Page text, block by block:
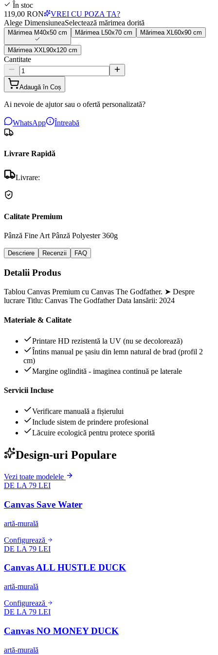
În stoc
119,00 RON
VREI CU POZA TA?
Alege DimensiuneaSelectează mărimea dorită
Mărimea M40x50 cm Mărimea 50x70 cm Mărimea XL 60x90 cm
Mărimea XXL 90x120 cm
Cantitate
Adaugă în Coș
Ai nevoie de ajutor sau o ofertă personalizată?
WhatsApp Întreabă
Livrare Rapidă
Livrare:
Calitate Premium
Pânză Fine Art Pânză Polyester 360g
Descriere Recenzii FAQ
Detalii Produs
Tablou Canvas Premium cu Canvas The Godfather. ➤ Despre
lucrare Titlu: Canvas The Godfather Data lansării: 2024
Materiale & Calitate
Printare HD rezistentă la UV (nu se decolorează)
Întins manual pe șasiu din lemn natural de brad (profil 2
cm)
Margine oglindită - imaginea continuă pe laterale
Servicii Incluse
Verificare manuală a fișierului
Include sistem de prindere profesional
Lăcuire ecologică pentru protece sporită
Design-uri Populare
Vezi toate modelele
DE LA 79 LEI
Canvas Save Water
artă-murală
Configurează
DE LA 79 LEI
Canvas ALL HUSTLE DUCK
artă-murală
Configurează
DE LA 79 LEI
Canvas NO MONEY DUCK
artă-murală